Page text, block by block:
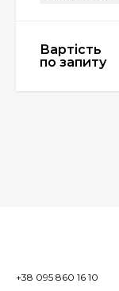
Вартість
по запиту
+38 095 860 16 10